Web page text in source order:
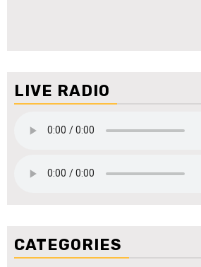
LIVE RADIO
CATEGORIES